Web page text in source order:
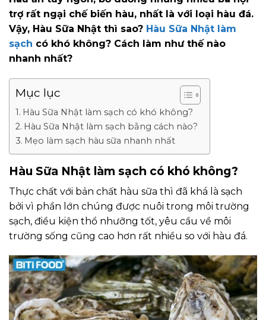
trợ rất ngại chế biến hàu, nhất là với loại hàu đá.
Vậy, Hàu Sữa Nhật thì sao? Hàu Sữa Nhật làm
sạch có khó không? Cách làm như thế nào
nhanh nhất?
Mục lục
Hàu Sữa Nhật làm sạch có khó không?
Hàu Sữa Nhật làm sạch bằng cách nào?
Mẹo làm sạch hàu sữa nhanh nhất
Hàu Sữa Nhật làm sạch có khó không?
Thực chất với bản chất hàu sữa thì đã khá là sạch
bởi vì phần lớn chúng được nuôi trong môi trường
sạch, điều kiện thổ nhưỡng tốt, yêu cầu về môi
trường sống cũng cao hơn rất nhiều so với hàu đá.